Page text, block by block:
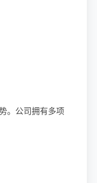
。公司拥有多项